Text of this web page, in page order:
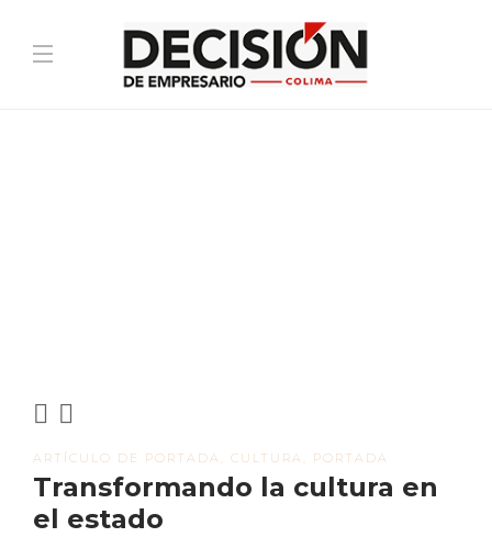
ARTÍCULO DE PORTADA CULTURA PORTADA
Transformando la cultura en
el estado